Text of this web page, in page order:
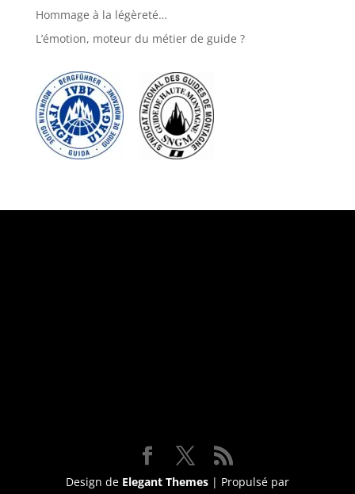
Hommage à la légèreté…
L’émotion, moteur du métier de guide ?
Design de Elegant Themes| Propulsé par